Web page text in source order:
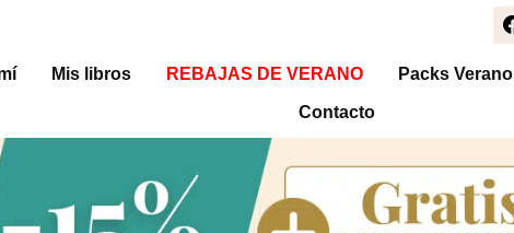
Mis libros REBAJAS DE VERANO Packs Verano
Contacto